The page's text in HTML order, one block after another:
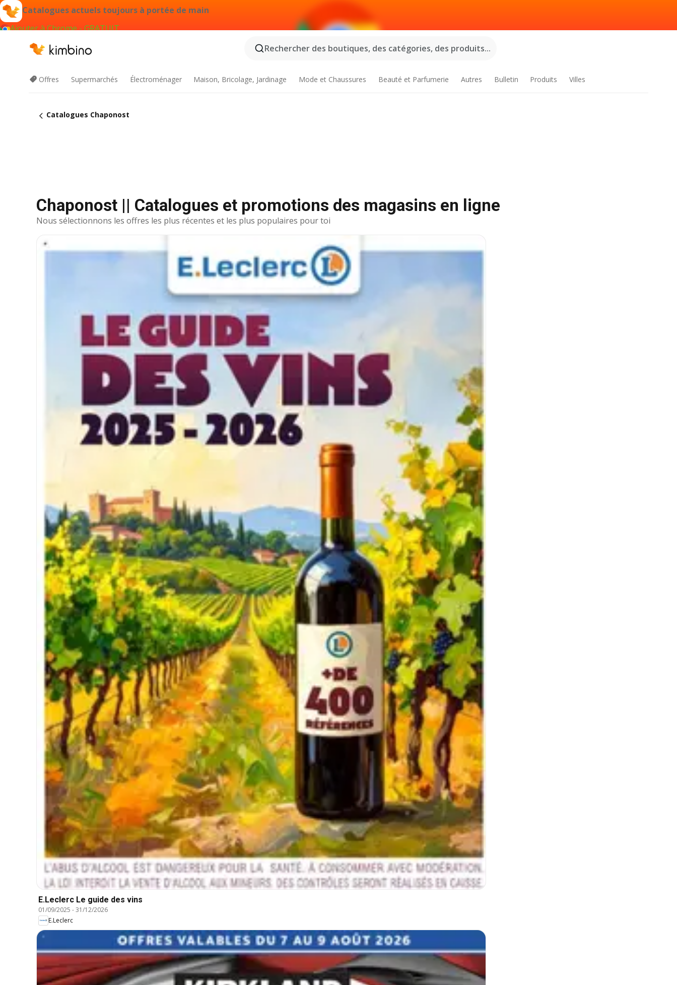
Catalogues actuels toujours à portée de main
Ajouter à Chrome - GRATUIT
Rechercher des boutiques, des catégories, des produits...
Offres Supermarchés Électroménager Maison, Bricolage, Jardinage Mode et Chaussures Beauté et Parfumerie Autres Bulletin Produits Villes
Catalogues Chaponost
Chaponost || Catalogues et promotions des magasins en ligne
Nous sélectionnons les offres les plus récentes et les plus populaires pour toi
E.Leclerc Le guide des vins
01/09/2025 -31/12/2026
E.Leclerc